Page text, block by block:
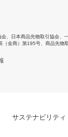
会 日本商品先物取引協会
（金商）第195号、商品先物
サステナビリティ